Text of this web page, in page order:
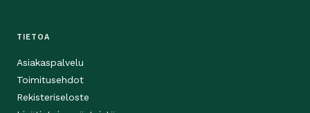
TIETOA
Asiakaspalvelu
Toimitusehdot
Rekisteriseloste